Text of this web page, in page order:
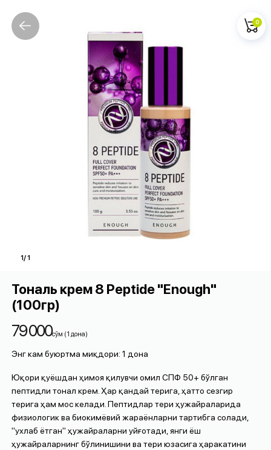
1/1
0
Тональ крем 8 Peptide "Enough"
(100гр)
79 000cўм (1 дона)
Энг кам буюртма миқдори: 1 дона
Юқори қуёшдан ҳимоя қилувчи омил СПФ 50+ бўлган
пептидли тонал крем. Ҳар қандай терига, ҳатто сезгир
терига ҳам мос келади. Пептидлар тери ҳужайраларида
физиологик ва биокимёвий жараёнларни тартибга солади,
"ухлаб ётган" ҳужайраларни уйғотади, янги ёш
ҳужайраларнинг бўлинишини ва тери юзасига ҳаракатини